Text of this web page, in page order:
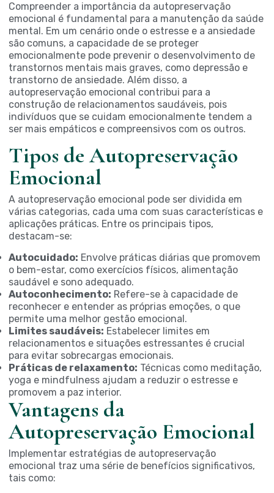
Compreender a importância da autopreservação
emocional é fundamental para a manutenção da saúde
mental. Em um cenário onde o estresse e a ansiedade
são comuns, a capacidade de se proteger
emocionalmente pode prevenir o desenvolvimento de
transtornos mentais mais graves, como depressão e
transtorno de ansiedade. Além disso, a
autopreservação emocional contribui para a
construção de relacionamentos saudáveis, pois
indivíduos que se cuidam emocionalmente tendem a
ser mais empáticos e compreensivos com os outros.
Tipos de Autopreservação
Emocional
A autopreservação emocional pode ser dividida em
várias categorias, cada uma com suas características e
aplicações práticas. Entre os principais tipos,
destacam-se:
Autocuidado: Envolve práticas diárias que promovem
o bem-estar, como exercícios físicos, alimentação
saudável e sono adequado.
Autoconhecimento: Refere-se à capacidade de
reconhecer e entender as próprias emoções, o que
permite uma melhor gestão emocional.
Limites saudáveis: Estabelecer limites em
relacionamentos e situações estressantes é crucial
para evitar sobrecargas emocionais.
Práticas de relaxamento: Técnicas como meditação,
yoga e mindfulness ajudam a reduzir o estresse e
promovem a paz interior.
Vantagens da
Autopreservação Emocional
Implementar estratégias de autopreservação
emocional traz uma série de benefícios significativos,
tais como: